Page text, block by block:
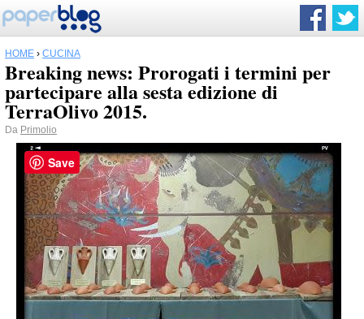
HOME › CUCINA
Breaking news: Prorogati i termini per
partecipare alla sesta edizione di
TerraOlivo 2015.
Da Primolio
Save